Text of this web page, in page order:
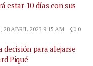
estar 10 días con sus
28 ABRIL 2023 9:15 AM 0
decisión para alejarse
Piqué